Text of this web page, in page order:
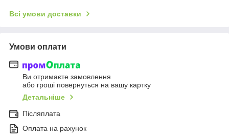
Всі умови доставки
Умови оплати
Ви отримаєте замовлення
або гроші повернуться на вашу картку
Детальніше
Післяплата
Оплата на рахунок